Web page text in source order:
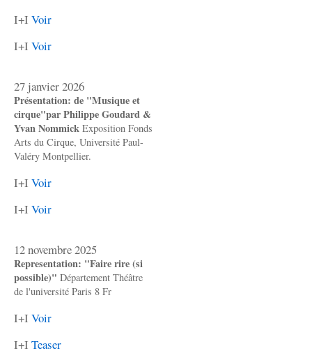
I+I Voir
I+I Voir
27 janvier 2026
Présentation: de "Musique et
cirque"par Philippe Goudard &
Yvan Nommick Exposition Fonds
Arts du Cirque, Université Paul-
Valéry Montpellier.
I+I Voir
I+I Voir
12 novembre 2025
Representation: "Faire rire (si
possible)" Département Théâtre
de l'université Paris 8 Fr
I+I Voir
I+I Teaser